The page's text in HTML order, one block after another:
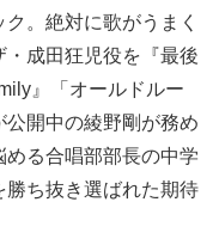
。絶対に歌がうまく
成田狂児役を『最後
』「オールドルー
開中の綾野剛が務め
る合唱部部長の中学
ち抜き選ばれた期待